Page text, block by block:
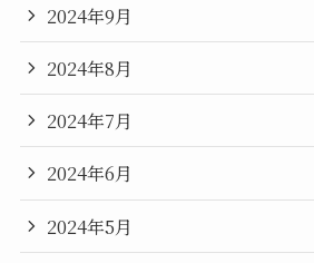
2024年9月
2024年8月
2024年7月
2024年6月
2024年5月